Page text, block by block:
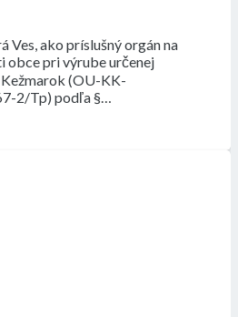
Ves, ako príslušný orgán na
obce pri výrube určenej
(OU-KK-
2/Tp) podľa §…